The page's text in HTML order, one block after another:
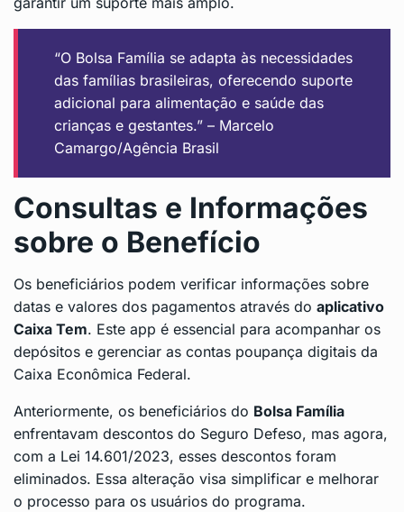
“O Bolsa Família se adapta às necessidades
das famílias brasileiras, oferecendo suporte
adicional para alimentação e saúde das
crianças e gestantes.” – Marcelo
Camargo/Agência Brasil
Consultas e Informações
sobre o Benefício
Os beneficiários podem verificar informações sobre
datas e valores dos pagamentos através do aplicativo
Caixa Tem. Este app é essencial para acompanhar os
depósitos e gerenciar as contas poupança digitais da
Caixa Econômica Federal.
Anteriormente, os beneficiários do Bolsa Família
enfrentavam descontos do Seguro Defeso, mas agora,
com a Lei 14.601/2023, esses descontos foram
eliminados. Essa alteração visa simplificar e melhorar
o processo para os usuários do programa.